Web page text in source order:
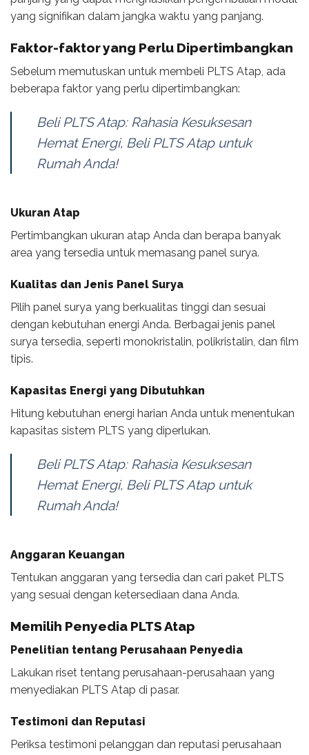
yang signifikan dalam jangka waktu yang panjang.
Faktor-faktor yang Perlu Dipertimbangkan
Sebelum memutuskan untuk membeli PLTS Atap, ada
beberapa faktor yang perlu dipertimbangkan:
Beli PLTS Atap: Rahasia Kesuksesan
Hemat Energi, Beli PLTS Atap untuk
Rumah Anda!
Ukuran Atap
Pertimbangkan ukuran atap Anda dan berapa banyak
area yang tersedia untuk memasang panel surya.
Kualitas dan Jenis Panel Surya
Pilih panel surya yang berkualitas tinggi dan sesuai
dengan kebutuhan energi Anda. Berbagai jenis panel
surya tersedia, seperti monokristalin, polikristalin, dan film
tipis.
Kapasitas Energi yang Dibutuhkan
Hitung kebutuhan energi harian Anda untuk menentukan
kapasitas sistem PLTS yang diperlukan.
Beli PLTS Atap: Rahasia Kesuksesan
Hemat Energi, Beli PLTS Atap untuk
Rumah Anda!
Anggaran Keuangan
Tentukan anggaran yang tersedia dan cari paket PLTS
yang sesuai dengan ketersediaan dana Anda.
Memilih Penyedia PLTS Atap
Penelitian tentang Perusahaan Penyedia
Lakukan riset tentang perusahaan-perusahaan yang
menyediakan PLTS Atap di pasar.
Testimoni dan Reputasi
Periksa testimoni pelanggan dan reputasi perusahaan